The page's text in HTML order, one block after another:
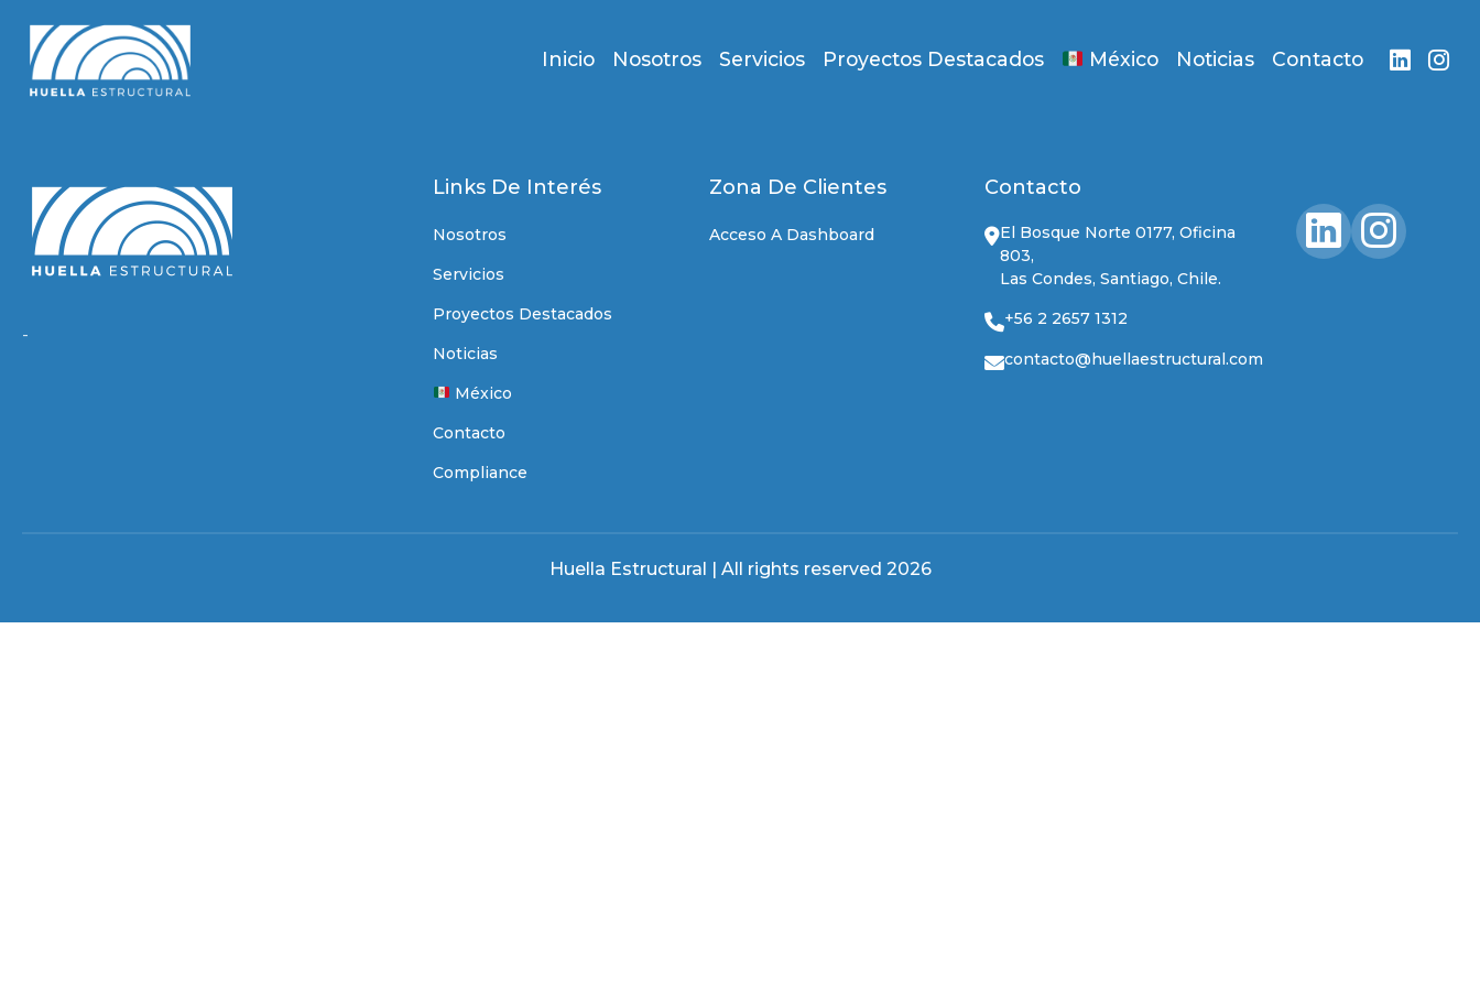
Inicio Nosotros Servicios Proyectos Destacados México Noticias Contacto
-
Links De Interés
Nosotros
Servicios
Proyectos Destacados
Noticias
México
Contacto
Compliance
Zona De Clientes
Acceso A Dashboard
Contacto
El Bosque Norte 0177, Oficina
803,
Las Condes, Santiago, Chile.
+56 2 2657 1312
contacto@huellaestructural.com
Huella Estructural | All rights reserved 2026